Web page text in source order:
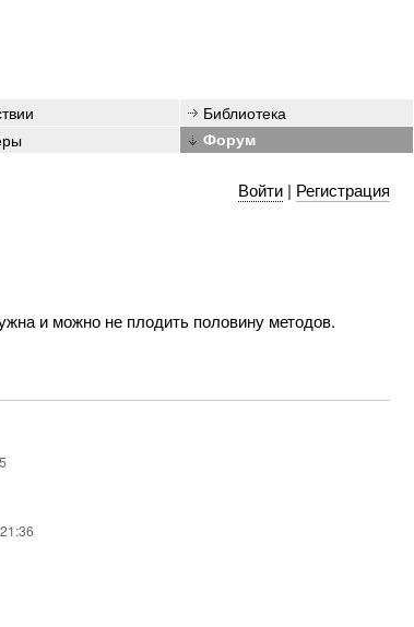
Библиотека
Форум
Войти| Регистрация
и можно не плодить половину методов.